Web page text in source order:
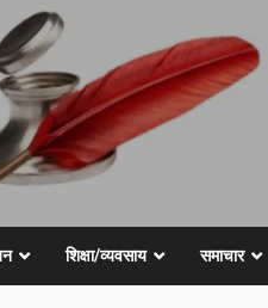
शिक्षा/व्यवसाय समाचार